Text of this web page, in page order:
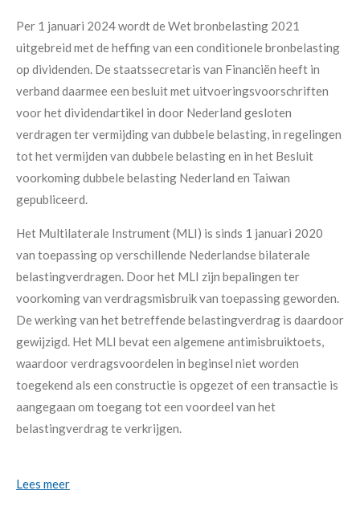
Per 1 januari 2024 wordt de Wet bronbelasting 2021
uitgebreid met de heffing van een conditionele bronbelasting
op dividenden. De staatssecretaris van Financiën heeft in
verband daarmee een besluit met uitvoeringsvoorschriften
voor het dividendartikel in door Nederland gesloten
verdragen ter vermijding van dubbele belasting, in regelingen
tot het vermijden van dubbele belasting en in het Besluit
voorkoming dubbele belasting Nederland en Taiwan
gepubliceerd.
Het Multilaterale Instrument (MLI) is sinds 1 januari 2020
van toepassing op verschillende Nederlandse bilaterale
belastingverdragen. Door het MLI zijn bepalingen ter
voorkoming van verdragsmisbruik van toepassing geworden.
De werking van het betreffende belastingverdrag is daardoor
gewijzigd. Het MLI bevat een algemene antimisbruiktoets,
waardoor verdragsvoordelen in beginsel niet worden
toegekend als een constructie is opgezet of een transactie is
aangegaan om toegang tot een voordeel van het
belastingverdrag te verkrijgen.
Lees meer